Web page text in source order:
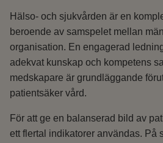
Hälso- och sjukvården är en
beroende av samspelet mellan
organisation. En engagerad
adekvat kunskap och kompetens
medskapare är grundläggande
patientsäker vård.
För att ge en balanserad bild av
ett flertal indikatorer användas. På